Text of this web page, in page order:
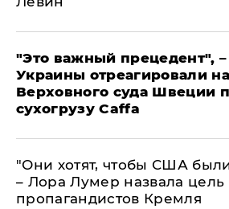
"Это важный прецедент",
Украины отреагировали
Верховного суда Швеции
сухогрузу Caffa
"Они хотят, чтобы США
– Лора Лумер назвала цель
пропагандистов Кремля